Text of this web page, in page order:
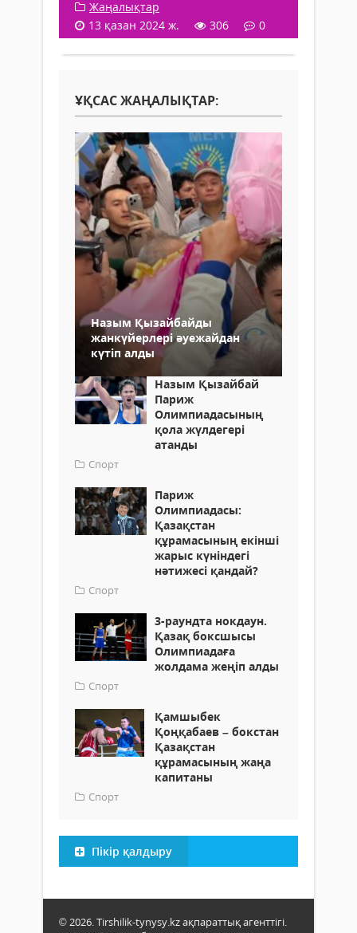
Жаңалықтар
13 қазан 2024 ж.
306 0
ҰҚСАС ЖАҢАЛЫҚТАР:
Назым Қызайбайды
жанкүйерлері әуежайдан
күтіп алды
Назым Қызайбай
Париж
Олимпиадасының
қола жүлдегері
атанды
Спорт
Париж
Олимпиадасы:
Қазақстан
құрамасының екінші
жарыс күніндегі
нәтижесі қандай?
Спорт
3-раундта нокдаун.
Қазақ боксшысы
Олимпиадаға
жолдама жеңіп алды
Спорт
Қамшыбек
Қоңқабаев – бокстан
Қазақстан
құрамасының жаңа
капитаны
Спорт
Пікір қалдыру
© 2026. Tirshilik-tynysy.kz ақпараттық агенттігі.